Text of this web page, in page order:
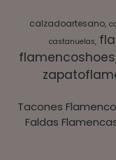
calzadoartesano
castanuelas
flamencoshoes
Tacones
Faldas